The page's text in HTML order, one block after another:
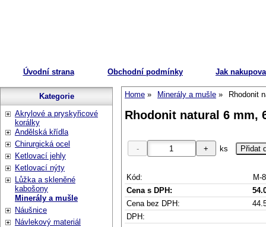
Úvodní strana Obchodní podmínky Jak
Home Minerály a mušle Rhodonit
Rhodonit natural 6 mm,
ks
Kód:
M-
Cena s DPH:
Cena bez DPH:
DPH:
Kategorie
Akrylové a pryskyřicové
korálky
Andělská křídla
Chirurgická ocel
Ketlovací jehly
Ketlovací nýty
Lůžka a skleněné
kabošony
Minerály a mušle
Náušnice
Návlekový materiál